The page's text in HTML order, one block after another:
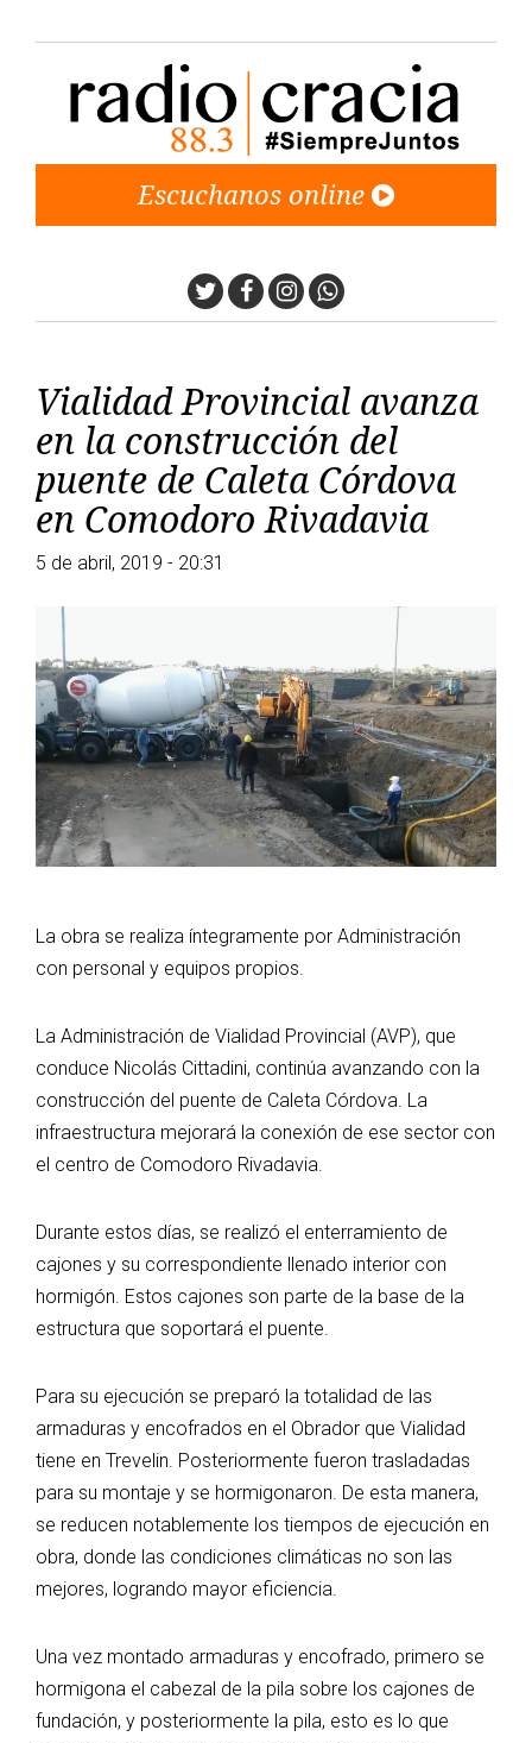
Escuchanos online
TwitterFacebook
Instagram
Whatsapp
Vialidad Provincial avanza
en la construcción del
puente de Caleta Córdova
en Comodoro Rivadavia
5 de abril, 2019 - 20:31
La obra se realiza íntegramente por Administración
con personal y equipos propios.
La Administración de Vialidad Provincial (AVP), que
conduce Nicolás Cittadini, continúa avanzando con la
construcción del puente de Caleta Córdova. La
infraestructura mejorará la conexión de ese sector con
el centro de Comodoro Rivadavia.
Durante estos días, se realizó el enterramiento de
cajones y su correspondiente llenado interior con
hormigón. Estos cajones son parte de la base de la
estructura que soportará el puente.
Para su ejecución se preparó la totalidad de las
armaduras y encofrados en el Obrador que Vialidad
tiene en Trevelin. Posteriormente fueron trasladadas
para su montaje y se hormigonaron. De esta manera,
se reducen notablemente los tiempos de ejecución en
obra, donde las condiciones climáticas no son las
mejores, logrando mayor eficiencia.
Una vez montado armaduras y encofrado, primero se
hormigona el cabezal de la pila sobre los cajones de
fundación, y posteriormente la pila, esto es lo que